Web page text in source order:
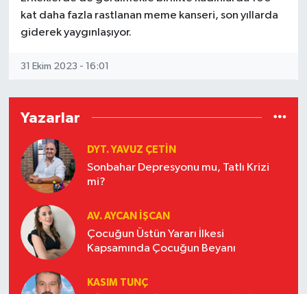
kat daha fazla rastlanan meme kanseri, son yıllarda
giderek yaygınlaşıyor.
31 Ekim 2023 - 16:01
Yazarlar
DYT. YAVUZ ÇETİN
Sonbahar Depresyonu mu, Tatlı Krizi
mi?
AV. AYCAN İŞCAN
Çocuğun Üstün Yararı İlkesi
Kapsamında Çocuğun Beyanı
KASIM TUNÇ
Gündem
Politika
Turizm